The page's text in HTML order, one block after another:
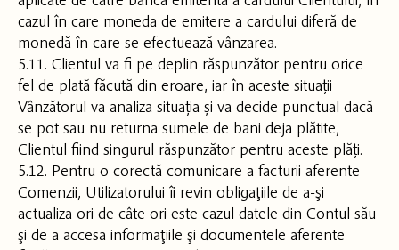
cazul în care moneda de emitere a cardului diferă de
monedă în care se efectuează vânzarea.
5.11. Clientul va fi pe deplin răspunzător pentru orice
fel de plată făcută din eroare, iar în aceste situații
Vânzătorul va analiza situația și va decide punctual dacă
se pot sau nu returna sumele de bani deja plătite,
Clientul fiind singurul răspunzător pentru aceste plăți.
5.12. Pentru o corectă comunicare a facturii aferente
Comenzii, Utilizatorului îi revin obligaţiile de a-şi
actualiza ori de câte ori este cazul datele din Contul său
şi de a accesa informaţiile şi documentele aferente